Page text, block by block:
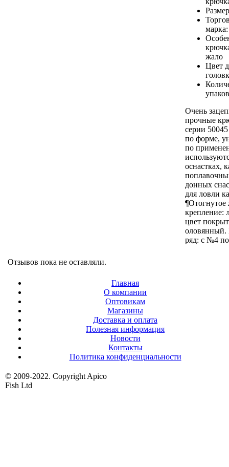
жало
Цвет
Очень
прочные
серии
по форме,
по
оснастках,
донных
для ловли
¶Отогнутое
крепление:
цвет
оловянный.
ряд: c №4
Отзывов пока не оставляли.
Главная
О компании
Оптовикам
Магазины
Доставка и оплата
Полезная информация
Новости
Контакты
Политика конфиденциальности
© 2009-2022. Copyright Apico
Fish Ltd